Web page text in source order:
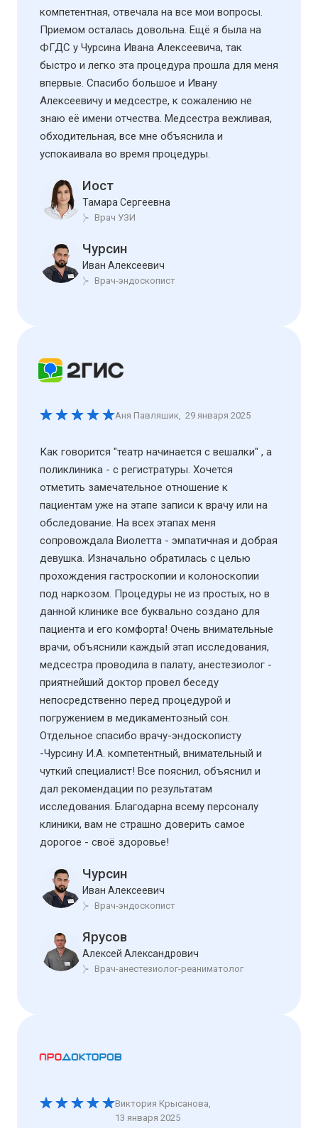
компетентная, отвечала на все мои вопросы.
Приемом осталась довольна. Ещё я была на
ФГДС у Чурсина Ивана Алексеевича, так
быстро и легко эта процедура прошла для меня
впервые. Спасибо большое и Ивану
Алексеевичу и медсестре, к сожалению не
знаю её имени отчества. Медсестра вежливая,
обходительная, все мне объяснила и
успокаивала во время процедуры.
Иост
Тамара Сергеевна
Врач УЗИ
Чурсин
Иван Алексеевич
Врач-эндоскопист
Аня Павляшик, 29 января 2025
Как говорится "театр начинается с вешалки" , а
поликлиника - с регистратуры. Хочется
отметить замечательное отношение к
пациентам уже на этапе записи к врачу или на
обследование. На всех этапах меня
сопровождала Виолетта - эмпатичная и добрая
девушка. Изначально обратилась с целью
прохождения гастроскопии и колоноскопии
под наркозом. Процедуры не из простых, но в
данной клинике все буквально создано для
пациента и его комфорта! Очень внимательные
врачи, объяснили каждый этап исследования,
медсестра проводила в палату, анестезиолог -
приятнейший доктор провел беседу
непосредственно перед процедурой и
погружением в медикаментозный сон.
Отдельное спасибо врачу-эндоскописту
-Чурсину И.А. компетентный, внимательный и
чуткий специалист! Все пояснил, объяснил и
дал рекомендации по результатам
исследования. Благодарна всему персоналу
клиники, вам не страшно доверить самое
дорогое - своё здоровье!
Чурсин
Иван Алексеевич
Врач-эндоскопист
Ярусов
Алексей Александрович
Врач-анестезиолог-реаниматолог
Виктория Крысанова,
13 января 2025